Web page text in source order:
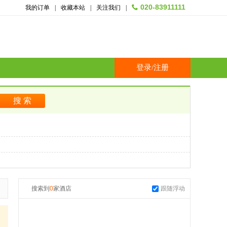
我的订单 收藏本站 关注我们 020-83911111
登录/注册
搜索到 0家酒店 跟随浮动